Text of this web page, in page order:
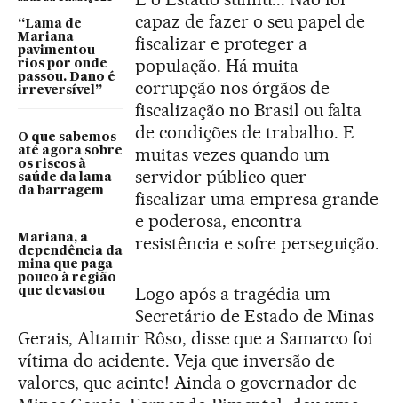
“Lama de
Mariana
pavimentou
rios por onde
passou. Dano é
irreversível”
O que sabemos
até agora sobre
os riscos à
saúde da lama
da barragem
Mariana, a
dependência da
mina que paga
pouco à região
que devastou
capaz de fazer o seu papel de
fiscalizar e proteger a
população. Há muita
corrupção nos órgãos de
fiscalização no Brasil ou falta
de condições de trabalho. E
muitas vezes quando um
servidor público quer
fiscalizar uma empresa grande
e poderosa, encontra
resistência e sofre perseguição.
Logo após a tragédia um
Secretário de Estado de Minas
Gerais, Altamir Rôso, disse que a Samarco foi
vítima do acidente. Veja que inversão de
valores, que acinte! Ainda o governador de